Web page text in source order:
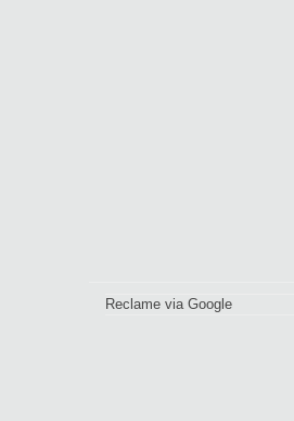
Reclame via Google